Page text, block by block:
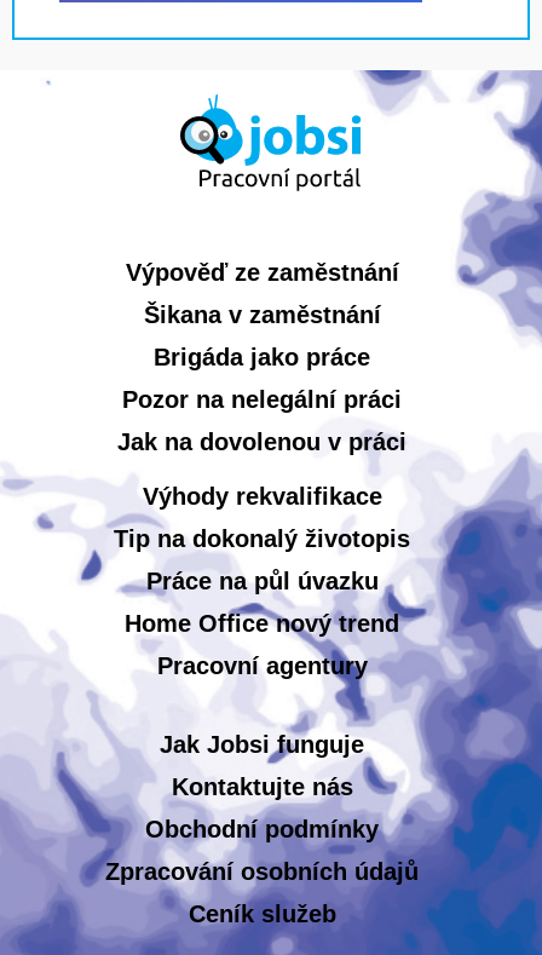
Výpověď ze zaměstnání
Šikana v zaměstnání
Brigáda jako práce
Pozor na nelegální práci
Jak na dovolenou v práci
Výhody rekvalifikace
Tip na dokonalý životopis
Práce na půl úvazku
Home Office nový trend
Pracovní agentury
Jak Jobsi funguje
Kontaktujte nás
Obchodní podmínky
Zpracování osobních údajů
Ceník služeb